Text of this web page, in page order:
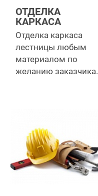
ОТДЕЛКА
КАРКАСА
Отделка каркаса
лестницы любым
материалом по
желанию заказчика.